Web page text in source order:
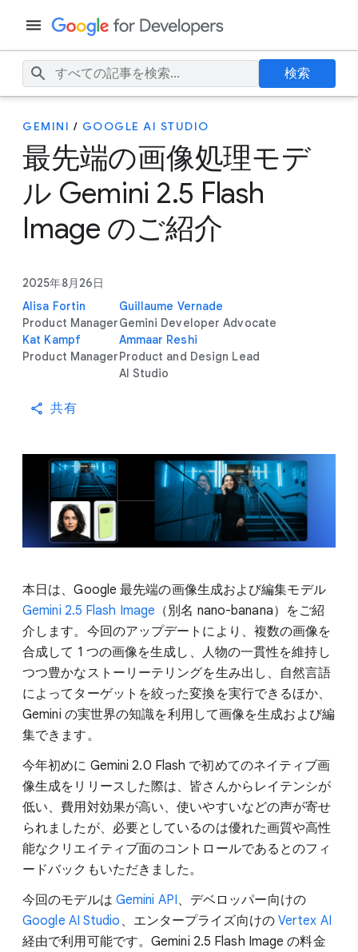
検索
GEMINI / GOOGLE AI STUDIO
最先端の画像処理モデ
ル Gemini 2.5 Flash
Image のご紹介
2025年8月26日
Alisa Fortin
Product Manager
Guillaume Vernade
Gemini Developer Advocate
Kat Kampf
Product Manager
Ammaar Reshi
Product and Design Lead
AI Studio
共有
本日は、Google 最先端の画像生成および編集モデル
Gemini 2.5 Flash Image （別名 nano-banana）をご紹
介します。今回のアップデートにより、複数の画像を
合成して 1 つの画像を生成し、人物の一貫性を維持し
つつ豊かなストーリーテリングを生み出し、自然言語
によってターゲットを絞った変換を実行できるほか、
Gemini の実世界の知識を利用して画像を生成および編
集できます。
今年初めに Gemini 2.0 Flash で初めてのネイティブ画
像生成をリリースした際は、皆さんからレイテンシが
低い、費用対効果が高い、使いやすいなどの声が寄せ
られましたが、必要としているのは優れた画質や高性
能なクリエイティブ面のコントロールであるとのフィ
ードバックもいただきました。
今回のモデルは Gemini API、デベロッパー向けの
Google AI Studio 、エンタープライズ向けの Vertex AI
経由で利用可能です。Gemini 2.5 Flash Image の料金